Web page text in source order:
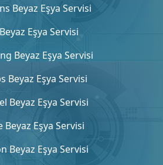
Beyaz Eşya Servisi
Eşya Servisi
Beyaz Eşya Servisi
Beyaz Eşya Servisi
Beyaz Eşya Servisi
Beyaz Eşya Servisi
Beyaz Eşya Servisi